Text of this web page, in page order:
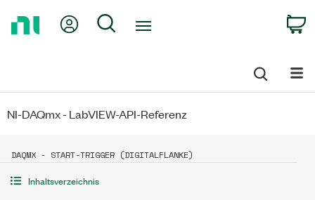
My Account
Search
NI-DAQmx - LabVIEW-API-Referenz
DAQMX - START-TRIGGER (DIGITALFLANKE)
Inhaltsverzeichnis